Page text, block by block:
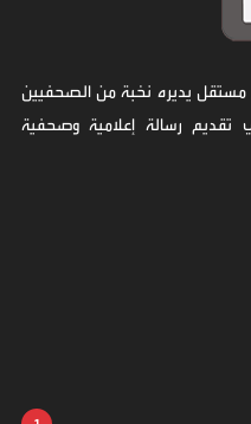
مستقل يديره نخبة من الصحفيين
تقديم رسالة إعلامية وصحفية